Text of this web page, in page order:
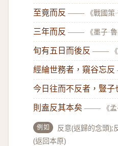
至竟而反 —— 《戰國策
三年而反 —— 《墨子·魯
旬有五日而後反 ——
經綸世務者，窺谷忘反
今日往而不反者，豎子
則盍反其本矣 —— 《
例如
反意(返歸的念頭);
(返回本原)